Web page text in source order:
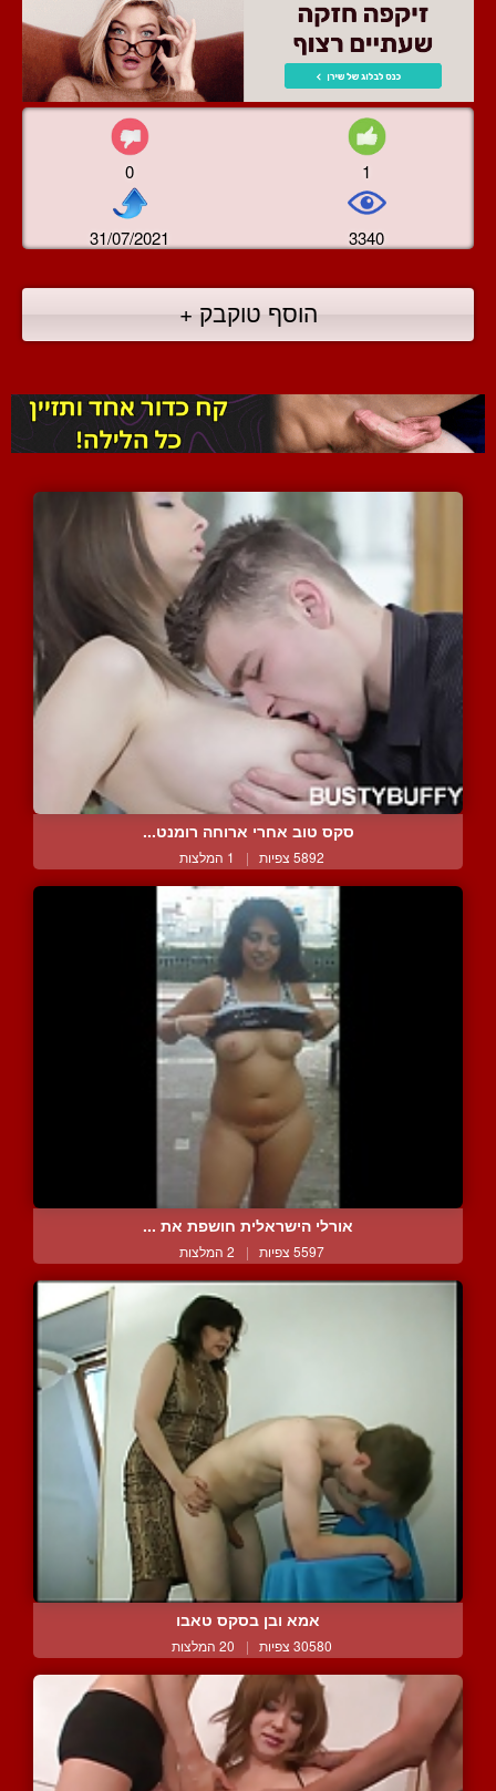
0 1
31/07/2021 3340
הוסף טוקבק +
סקס טוב אחרי ארוחה רומנט...
5892 צפיות | 1 המלצות
אורלי הישראלית חושפת את ...
5597 צפיות | 2 המלצות
אמא ובן בסקס טאבו
30580 צפיות | 20 המלצות